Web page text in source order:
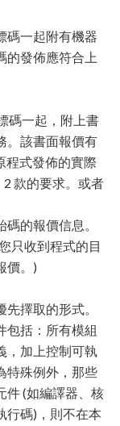
碼一起附有機器
的發佈應符合上
碼一起，附上書
。該書面報價有
程式發佈的實際
款的要求。或者
的報價信息。
只收到程式的目
價。)
擇取的形式。
包括：所有模組
，加上控制可執
特殊例外，那些
件 (如編譯器、核
行碼)，則不在本